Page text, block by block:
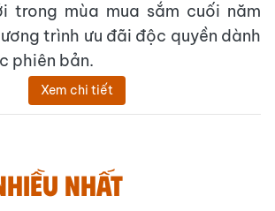
trong mùa mua sắm cuối năm
trình ưu đãi độc quyền dành
phiên bản.
Xem chi tiết
nhất